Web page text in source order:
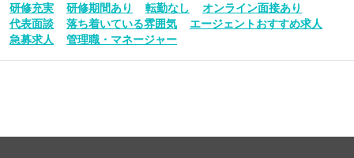
研修充実
研修期間あり 転勤なし
オンライン面接あり
代表面談
落ち着いている雰囲気
エージェントおすすめ求人
急募求人
管理職・マネージャー